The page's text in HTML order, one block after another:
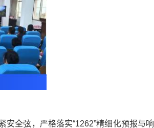
安全弦，严格落实“1262”精细化预报与响